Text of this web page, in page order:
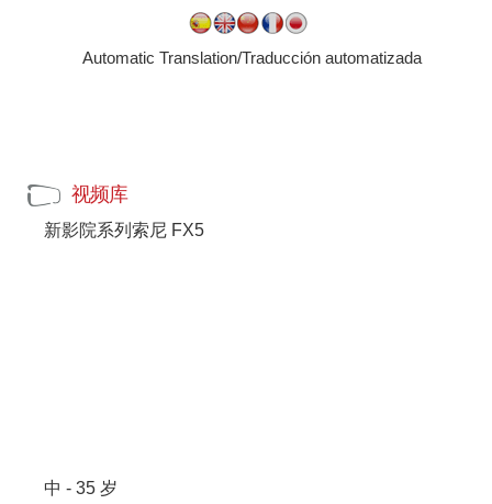
Automatic Translation/Traducción automatizada
视频库
新影院系列索尼 FX5
中 - 35 岁